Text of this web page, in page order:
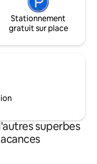
Stationnement
gratuit sur place
superbes